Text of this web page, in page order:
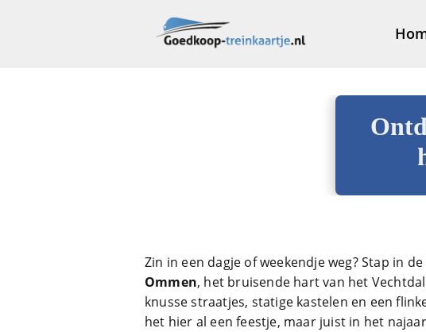
Zin in een dagje of weekendje weg? Stap in
Ommen, het bruisende hart van het
knusse straatjes, statige kastelen en een
het hier al een feestje, maar juist in het